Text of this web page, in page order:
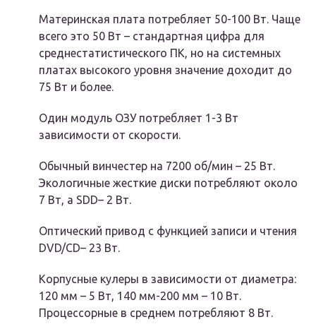
Материнская плата потребляет 50-100 Вт. Чаще
всего это 50 Вт – стандартная цифра для
среднестатистического ПК, но на системных
платах высокого уровня значение доходит до
75 Вт и более.
Один модуль ОЗУ потребляет 1-3 Вт
зависимости от скорости.
Обычный винчестер на 7200 об/мин – 25 Вт.
Экологичные жесткие диски потребляют около
7 Вт, а SDD– 2 Вт.
Оптический привод с функцией записи и чтения
DVD/CD– 23 Вт.
Корпусные кулеры в зависимости от диаметра:
120 мм – 5 Вт, 140 мм-200 мм – 10 Вт.
Процессорные в среднем потребляют 8 Вт.